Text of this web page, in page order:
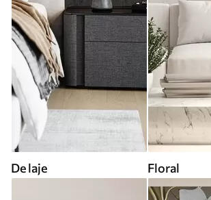
De laje Floral